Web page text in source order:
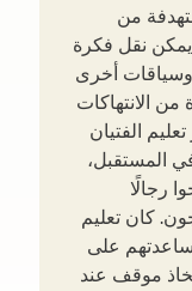
من
نقل فكرة
وسياقات أخرى
من الانتهاكات
الفتيان
المستقبل،
رجالًا
كان تعليم
على
موقف عند